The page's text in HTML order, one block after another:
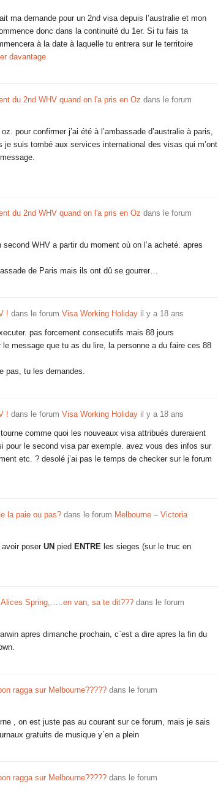
ma demande pour un 2nd visa depuis l’australie et mon
donc dans la continuité du 1er. Si tu fais ta
à la date à laquelle tu entrera sur le territoire
davantage
du 2nd WHV quand on l'a pris en Oz dans le forum
pour confirmer j’ai été à l’ambassade d’australie à paris,
suis tombé aux services international des visas qui m’ont
du 2nd WHV quand on l'a pris en Oz dans le forum
WHV a partir du moment où on l’a acheté. apres
de Paris mais ils ont dû se gourrer…
! dans le forum Visa Working Holiday il y a 18 ans
pas forcement consecutifs mais 88 jours
message que tu as du lire, la personne a du faire ces 88
pas, tu les demandes.
! dans le forum Visa Working Holiday il y a 18 ans
comme quoi les nouveaux visa attribués dureraient
pour le second visa par exemple. avez vous des infos sur
etc. ? desolé j’ai pas le temps de checker sur le forum
la paie ou pas? dans le forum Melbourne – Victoria
avoir poser UN pied ENTRE les sieges (sur le truc en
Alices Spring,…..en van, sa te dit??? dans le forum
apres dimanche prochain, c`est a dire apres la fin du
ragga sur Melbourne????? dans le forum
, on est juste pas au courant sur ce forum, mais je sais
gratuits de musique y`en a plein
ragga sur Melbourne????? dans le forum